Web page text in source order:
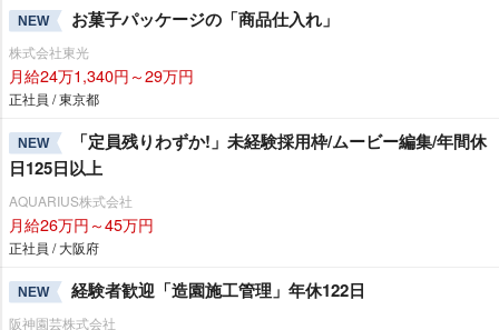
NEW お菓子パッケージの「商品仕入れ」
株式会社東光
月給24万1,340円～29万円
正社員 / 東京都
NEW
「定員残りわずか!」未経験採用枠/ムービー編集/年間休
日125日以上
AQUARIUS株式会社
月給26万円～45万円
正社員 / 大阪府
NEW 経験者歓迎「造園施工管理」年休122日
阪神園芸株式会社